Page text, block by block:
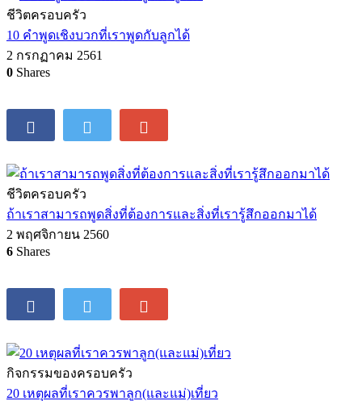
ชีวิตครอบครัว
10 คำพูดเชิงบวกที่เราพูดกับลูกได้
2 กรกฏาคม 2561
0 Shares
ชีวิตครอบครัว
ถ้าเราสามารถพูดสิ่งที่ต้องการและสิ่งที่เรารู้สึกออกมาได้
2 พฤศจิกายน 2560
6 Shares
กิจกรรมของครอบครัว
20 เหตุผลที่เราควรพาลูก(และแม่)เที่ยว